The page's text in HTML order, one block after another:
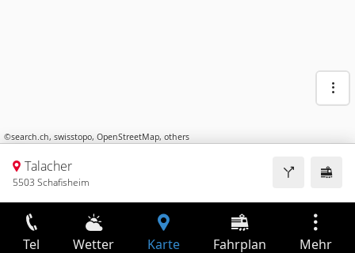
©search.ch, swisstopo, OpenStreetMap, others
Talacher
5503 Schafisheim
Tel Wetter Karte Fahrplan Mehr